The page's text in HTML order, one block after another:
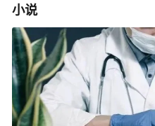
小说